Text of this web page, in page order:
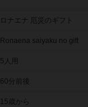
ロナエナ 厄災のギフト
Ronaena saiyaku no gift
5人用
60分前後
15歳から